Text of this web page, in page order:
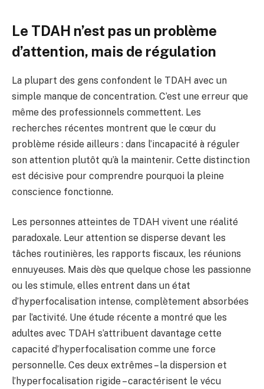
Le TDAH n’est pas un problème
d’attention, mais de régulation
La plupart des gens confondent le TDAH avec un
simple manque de concentration. C’est une erreur que
même des professionnels commettent. Les
recherches récentes montrent que le cœur du
problème réside ailleurs : dans l’incapacité à réguler
son attention plutôt qu’à la maintenir. Cette distinction
est décisive pour comprendre pourquoi la pleine
conscience fonctionne.
Les personnes atteintes de TDAH vivent une réalité
paradoxale. Leur attention se disperse devant les
tâches routinières, les rapports fiscaux, les réunions
ennuyeuses. Mais dès que quelque chose les passionne
ou les stimule, elles entrent dans un état
d’hyperfocalisation intense, complètement absorbées
par l’activité. Une étude récente a montré que les
adultes avec TDAH s’attribuent davantage cette
capacité d’hyperfocalisation comme une force
personnelle. Ces deux extrêmes – la dispersion et
l’hyperfocalisation rigide – caractérisent le vécu